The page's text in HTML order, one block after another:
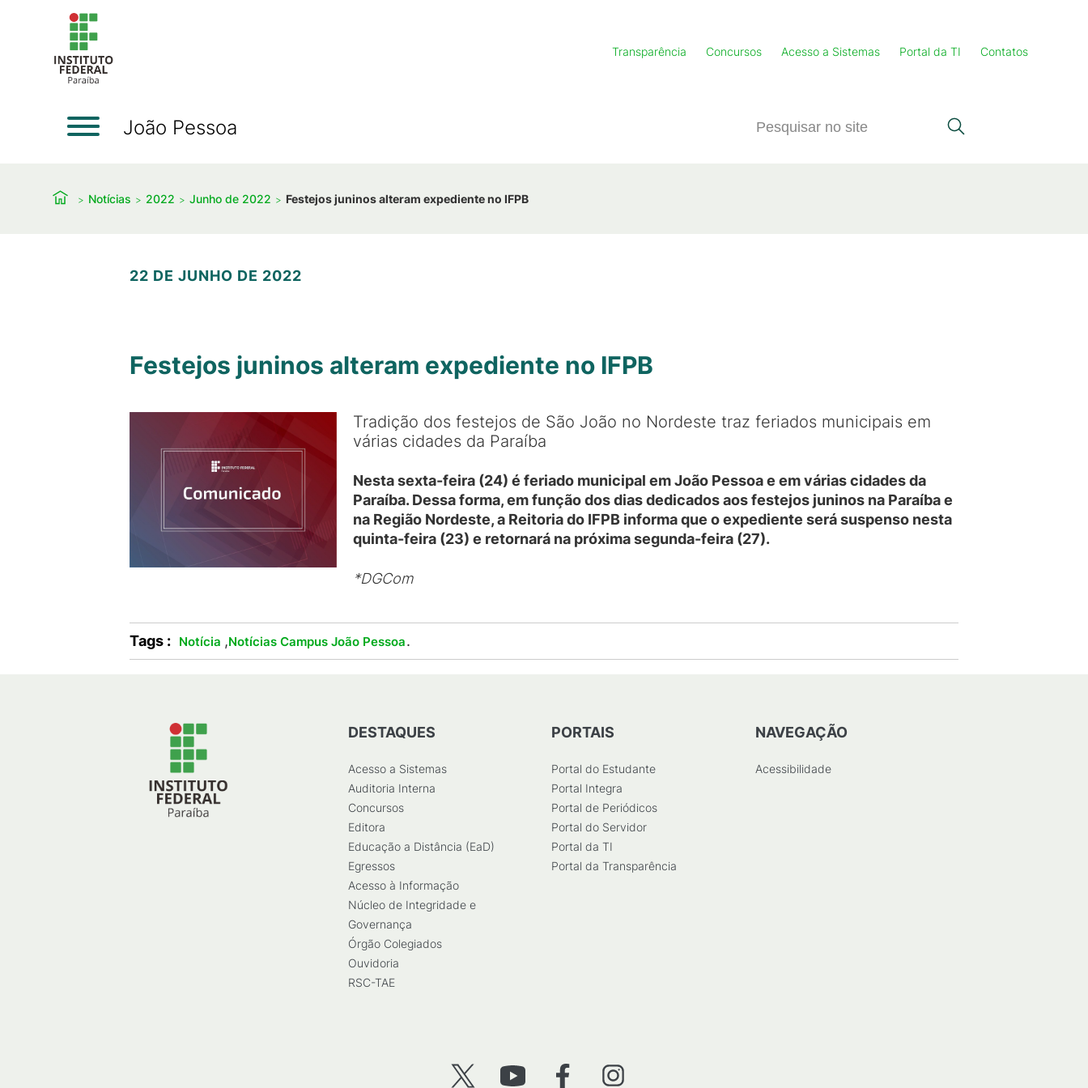
Transparência Concursos Acesso a Sistemas Portal da TI Contatos
João Pessoa
Notícias 2022 Junho de 2022 Festejos juninos alteram expediente no IFPB
22 DE JUNHO DE 2022
Festejos juninos alteram expediente no IFPB
Tradição dos festejos de São João no Nordeste traz feriados municipais em
várias cidades da Paraíba
Nesta sexta-feira (24) é feriado municipal em João Pessoa e em várias cidades da
Paraíba. Dessa forma, em função dos dias dedicados aos festejos juninos na Paraíba e
na Região Nordeste, a Reitoria do IFPB informa que o expediente será suspenso nesta
quinta-feira (23) e retornará na próxima segunda-feira (27).
*DGCom
Tags : Notícia ,Notícias Campus João Pessoa.
DESTAQUES
Acesso a Sistemas
Auditoria Interna
Concursos
Editora
Educação a Distância (EaD)
Egressos
Acesso à Informação
Núcleo de Integridade e
Governança
Órgão Colegiados
Ouvidoria
RSC-TAE
PORTAIS
Portal do Estudante
Portal Integra
Portal de Periódicos
Portal do Servidor
Portal da TI
Portal da Transparência
NAVEGAÇÃO
Acessibilidade